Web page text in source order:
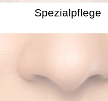
Spezialpflege